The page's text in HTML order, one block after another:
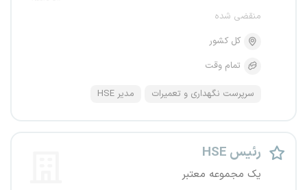
منقضی شده
کل کشور
تمام وقت
سرپرست نگهداری و تعمیرات مدیر HSE
رئیس HSE
یک مجموعه معتبر